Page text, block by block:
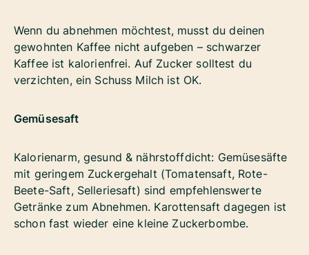
Wenn du abnehmen möchtest, musst du deinen
gewohnten Kaffee nicht aufgeben – schwarzer
Kaffee ist kalorienfrei. Auf Zucker solltest du
verzichten, ein Schuss Milch ist OK.
Gemüsesaft
Kalorienarm, gesund & nährstoffdicht: Gemüsesäfte
mit geringem Zuckergehalt (Tomatensaft, Rote-
Beete-Saft, Selleriesaft) sind empfehlenswerte
Getränke zum Abnehmen. Karottensaft dagegen ist
schon fast wieder eine kleine Zuckerbombe.